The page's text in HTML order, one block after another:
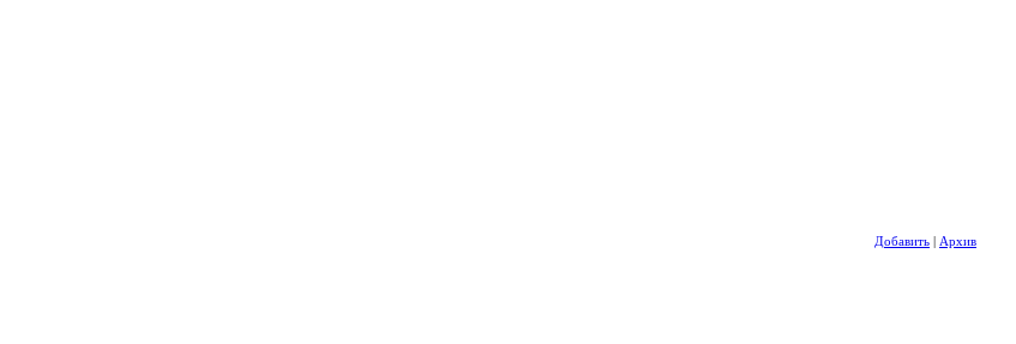
Добавить Архив